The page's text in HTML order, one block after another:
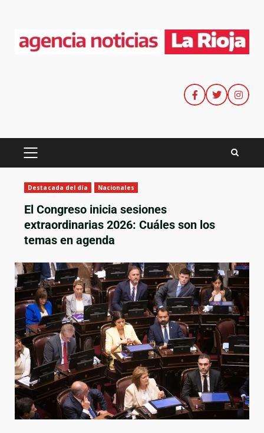
Destacada del día Nacionales
El Congreso inicia sesiones
extraordinarias 2026: Cuáles son los
temas en agenda